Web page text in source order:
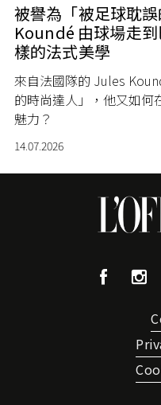
被譽為「被足球耽
Koundé 由球場走
樣的法式美學
來自法國隊的 Jules
的時尚達人」，他又如何
魅力？
14.07.2026